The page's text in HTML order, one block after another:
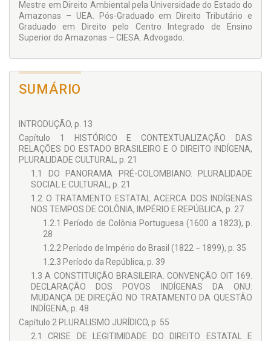
diferenças de culturas ocidentais e indígenas.
Mestre em Direito Ambiental pela Universidade do Estado do
Amazonas – UEA. Pós-Graduado em Direito Tributário e
Graduado em Direito pelo Centro Integrado de Ensino
Superior do Amazonas – CIESA. Advogado.
SUMÁRIO
INTRODUÇÃO, p. 13
Capítulo 1 HISTÓRICO E CONTEXTUALIZAÇÃO DAS
RELAÇÕES DO ESTADO BRASILEIRO E O DIREITO INDÍGENA,
PLURALIDADE CULTURAL, p. 21
1.1 DO PANORAMA PRÉ-COLOMBIANO. PLURALIDADE
SOCIAL E CULTURAL, p. 21
1.2 O TRATAMENTO ESTATAL ACERCA DOS INDÍGENAS
NOS TEMPOS DE COLÔNIA, IMPÉRIO E REPÚBLICA, p. 27
1.2.1 Período de Colônia Portuguesa (1600 a 1823), p.
28
1.2.2 Período de Império do Brasil (1822 − 1899), p. 35
1.2.3 Período da República, p. 39
1.3 A CONSTITUIÇÃO BRASILEIRA. CONVENÇÃO OIT 169.
DECLARAÇÃO DOS POVOS INDÍGENAS DA ONU:
MUDANÇA DE DIREÇÃO NO TRATAMENTO DA QUESTÃO
INDÍGENA, p. 48
Capítulo 2 PLURALISMO JURÍDICO, p. 55
2.1 CRISE DE LEGITIMIDADE DO DIREITO ESTATAL E